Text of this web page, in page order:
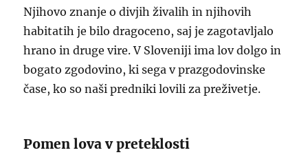
Njihovo znanje o divjih živalih in njihovih
habitatih je bilo dragoceno, saj je zagotavljalo
hrano in druge vire. V Sloveniji ima lov dolgo in
bogato zgodovino, ki sega v prazgodovinske
čase, ko so naši predniki lovili za preživetje.
Pomen lova v preteklosti